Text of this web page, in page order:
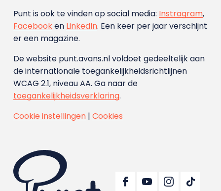
Punt is ook te vinden op social media: Instragram,
Facebooken LinkedIn. Een keer per jaar verschijnt
er een magazine.
De website punt.avans.nl voldoet gedeeltelijk aan
de internationale toegankelijkheidsrichtlijnen
WCAG 2.1, niveau AA. Ga naar de
toegankelijkheidsverklaring.
Cookie instellingen| Cookies